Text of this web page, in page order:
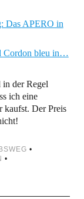
Das APERO in
Cordon bleu in…
der Regel
ich eine
kaufst. Der Preis
•
•